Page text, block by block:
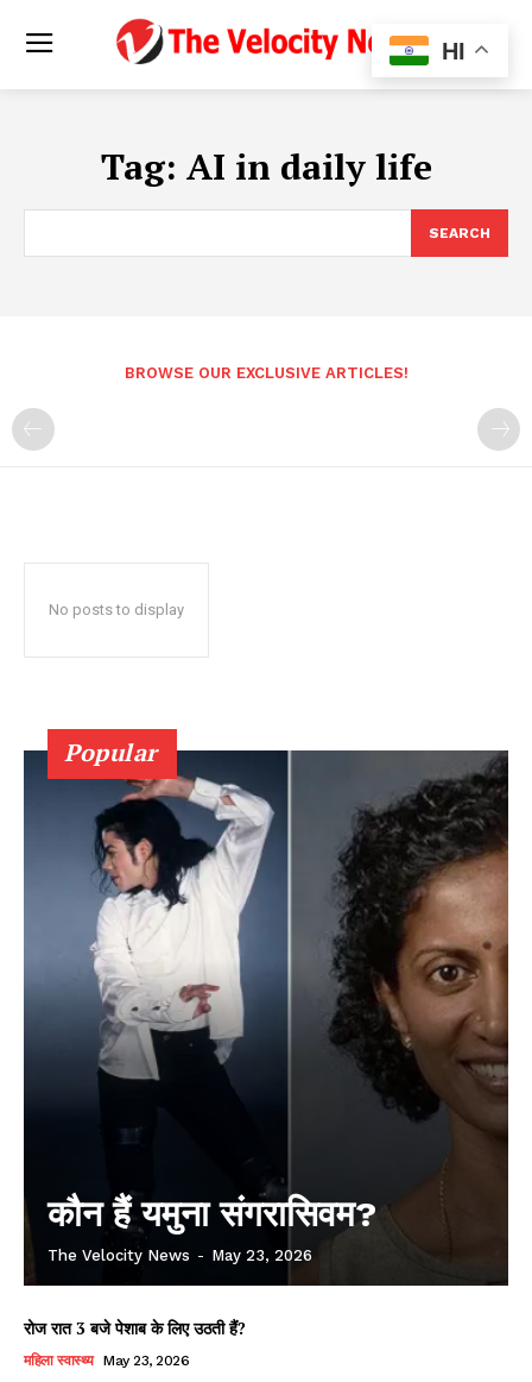
Tag: AI in daily life
SEARCH
BROWSE OUR EXCLUSIVE ARTICLES!
No posts to display
Popular
कौन हैं यमुना संगरासिवम?
The Velocity News - May 23, 2026
रोज रात 3 बजे पेशाब के लिए उठती हैं?
महिला स्वास्थ्य May 23, 2026
HI